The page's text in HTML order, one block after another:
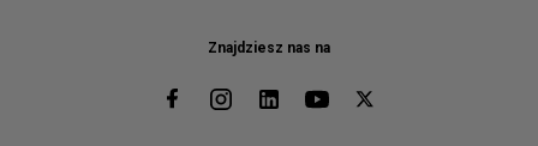
Znajdziesz nas na